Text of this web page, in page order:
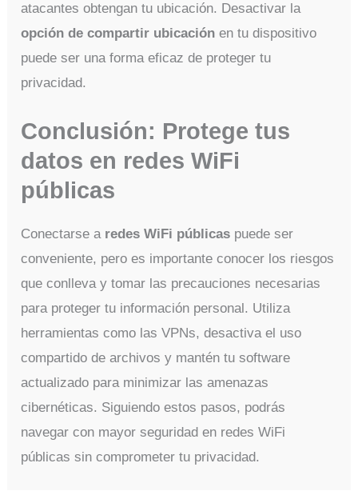
atacantes obtengan tu ubicación. Desactivar la
opción de compartir ubicación en tu dispositivo
puede ser una forma eficaz de proteger tu
privacidad.
Conclusión: Protege tus
datos en redes WiFi
públicas
Conectarse a redes WiFi públicas puede ser
conveniente, pero es importante conocer los riesgos
que conlleva y tomar las precauciones necesarias
para proteger tu información personal. Utiliza
herramientas como las VPNs, desactiva el uso
compartido de archivos y mantén tu software
actualizado para minimizar las amenazas
cibernéticas. Siguiendo estos pasos, podrás
navegar con mayor seguridad en redes WiFi
públicas sin comprometer tu privacidad.